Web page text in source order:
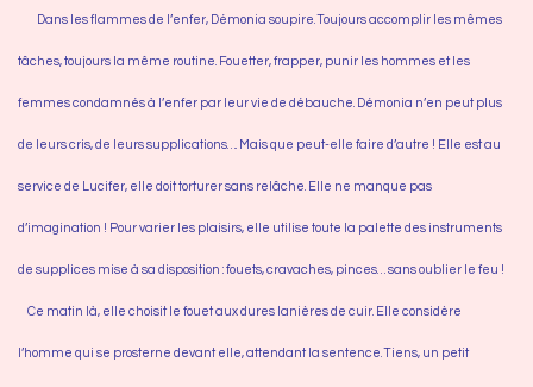
Dans les flammes de l’enfer, Démonia soupire. Toujours accomplir les mêmes
tâches, toujours la même routine. Fouetter, frapper, punir les hommes et les
femmes condamnés à l’enfer par leur vie de débauche. Démonia n’en peut plus
de leurs cris, de leurs supplications…. Mais que peut-elle faire d’autre ! Elle est au
service de Lucifer, elle doit torturer sans relâche. Elle ne manque pas
d’imagination ! Pour varier les plaisirs, elle utilise toute la palette des instruments
de supplices mise à sa disposition : fouets, cravaches, pinces… sans oublier le feu !
Ce matin là, elle choisit le fouet aux dures lanières de cuir. Elle considère
l’homme qui se prosterne devant elle, attendant la sentence. Tiens, un petit